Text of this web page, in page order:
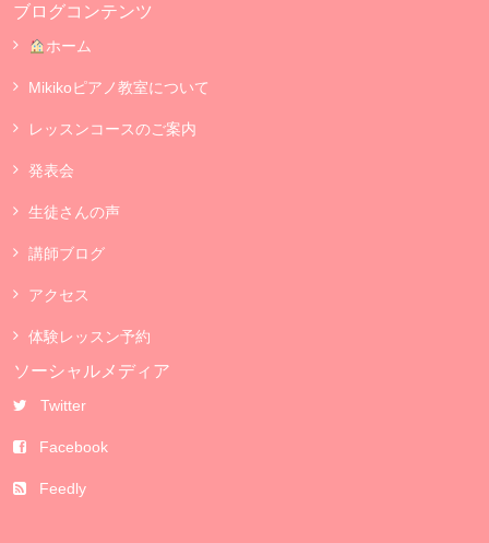
ブログコンテンツ
ホーム
Mikikoピアノ教室について
レッスンコースのご案内
発表会
生徒さんの声
講師ブログ
アクセス
体験レッスン予約
ソーシャルメディア
Twitter
Facebook
Feedly